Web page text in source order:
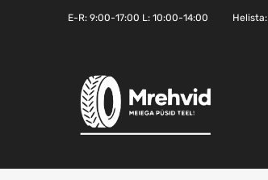
E-R: 9:00-17:00 L: 10:00-14:00 Helista: